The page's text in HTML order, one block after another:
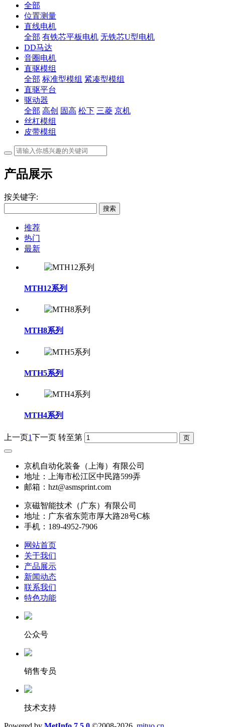
全部
位置测量
直线电机
全部 有铁芯平板电机 无铁芯U型电机
DD马达
音圈电机
直驱模组
全部 标准型模组 紧凑型模组
直驱平台
驱动器
全部 高创 固高 松下 三菱 京机
丝杠模组
皮带模组
产品展示
按关键字:
搜索
推荐
热门
最新
MTH12系列
MTH8系列
MTH5系列
MTH4系列
上一页1下一页 转至第
京机自动化装备（上海）有限公司
地址：上海市松江区中民路599弄
邮箱：hzt@asmsprint.com
京磁智能技术（广东）有限公司
地址：广东省东莞市厚大路28号C栋
手机：189-4952-7906
网站首页
关于我们
产品展示
新闻动态
联系我们
特色功能
公众号
销售专员
技术支持